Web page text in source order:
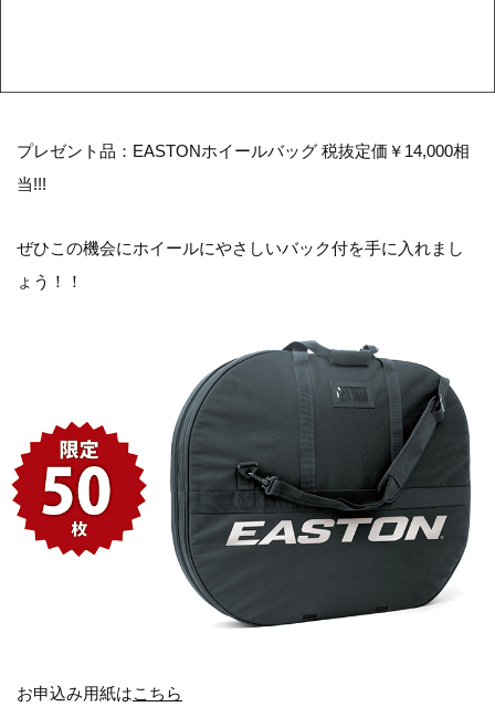
プレゼント品：EASTONホイールバッグ 税抜定価￥14,000相
当!!!
ぜひこの機会にホイールにやさしいバック付を手に入れまし
ょう！！
お申込み用紙はこちら